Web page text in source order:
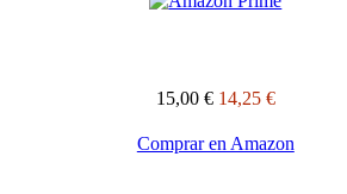
15,00 € 14,25 €
Comprar en Amazon